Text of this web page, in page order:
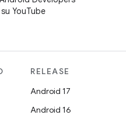
su YouTube
RELEASE
Android 17
Android 16